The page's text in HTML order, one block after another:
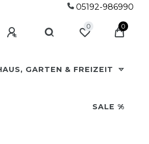
05192-986990
0 0
GARTEN & FREIZEIT
SALE %